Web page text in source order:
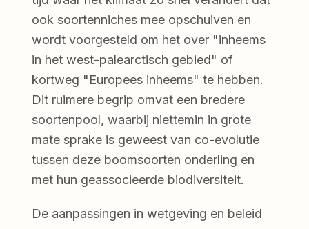
ook soortenniches mee opschuiven en
wordt voorgesteld om het over "inheems
in het west-palearctisch gebied" of
kortweg "Europees inheems" te hebben.
Dit ruimere begrip omvat een bredere
soortenpool, waarbij niettemin in grote
mate sprake is geweest van co-evolutie
tussen deze boomsoorten onderling en
met hun geassocieerde biodiversiteit.
De aanpassingen in wetgeving en beleid